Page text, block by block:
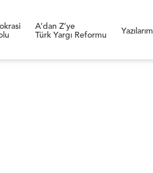
A’dan Z’ye
Türk Yargı Reformu
Yazılarım